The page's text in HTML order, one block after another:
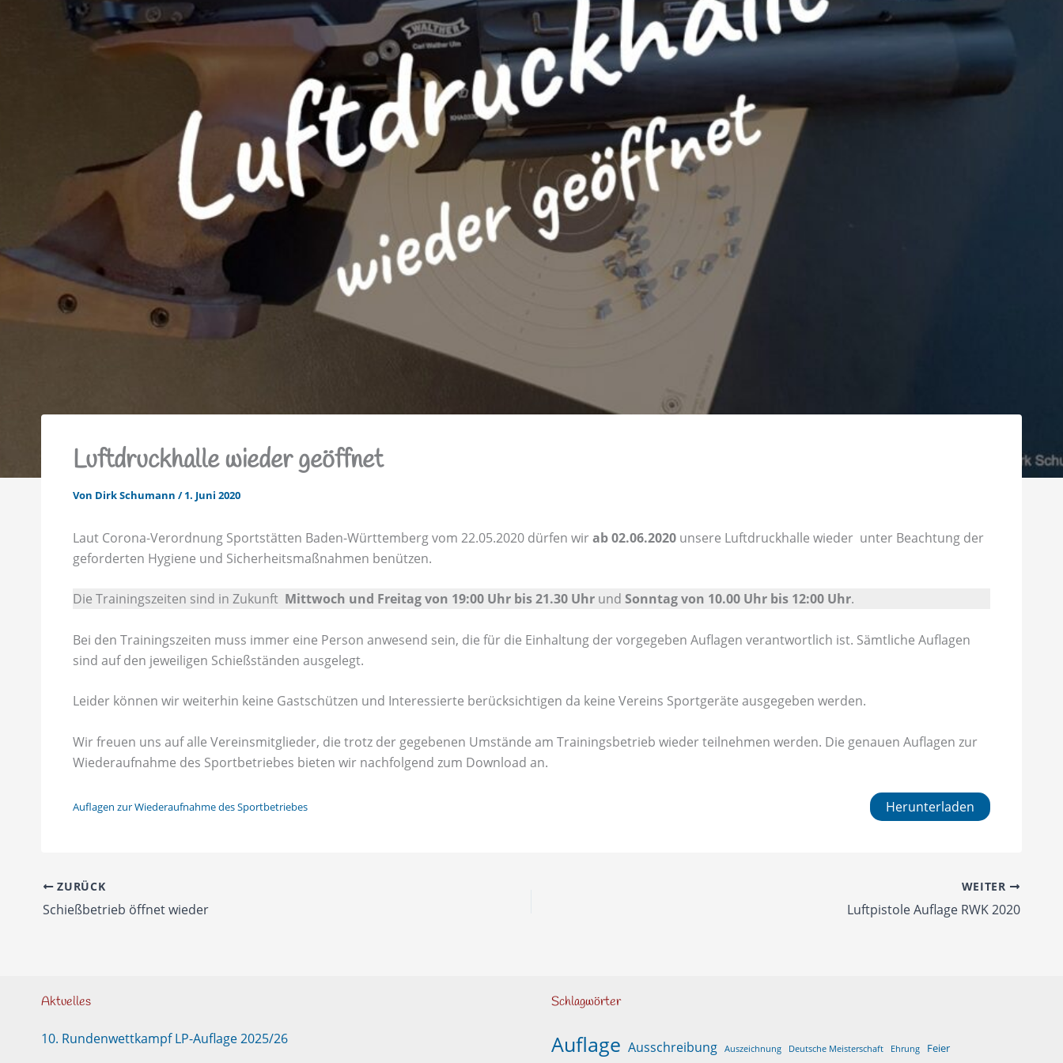
Luftdruckhalle wieder geöffnet
Von Dirk Schumann /1. Juni 2020
Laut Corona-Verordnung Sportstätten Baden-Württemberg vom 22.05.2020 dürfen wirab 02.06.2020 unsere Luftdruckhalle wieder unter Beachtung der
geforderten Hygiene und Sicherheitsmaßnahmen benützen.
Die Trainingszeiten sind in Zukunft Mittwoch und Freitagvon 19:00 Uhr bis 21.30 Uhr und Sonntag von 10.00 Uhr bis 12:00 Uhr.
Bei den Trainingszeiten muss immer eine Person anwesend sein, die für die Einhaltung der vorgegeben Auflagen verantwortlich ist. Sämtliche Auflagen
sind auf den jeweiligen Schießständen ausgelegt.
Leider können wir weiterhin keine Gastschützen und Interessierte berücksichtigen da keine Vereins Sportgeräte ausgegeben werden.
Wir freuen uns auf alle Vereinsmitglieder, die trotz der gegebenen Umstände am Trainingsbetrieb wieder teilnehmen werden. Die genauen Auflagen zur
Wiederaufnahme des Sportbetriebes bieten wir nachfolgend zum Download an.
Auflagen zur Wiederaufnahme des Sportbetriebes Herunterladen
ZURÜCK
Schießbetrieb öffnet wieder
WEITER
Luftpistole Auflage RWK 2020
Aktuelles
10. Rundenwettkampf LP-Auflage 2025/26
Schlagwörter
Auflage Ausschreibung Auszeichnung Deutsche Meisterschaft Ehrung Feier